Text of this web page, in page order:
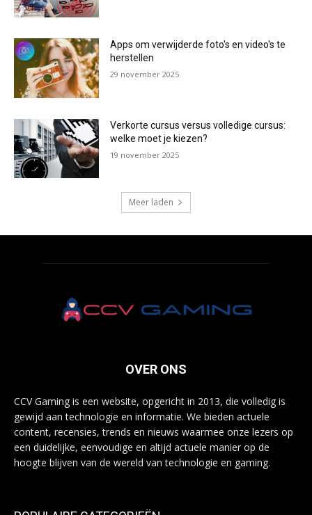
Apps om verwijderde foto's en video's te
herstellen
29 november 2025
Verkorte cursus versus volledige cursus:
welke moet je kiezen?
19 november 2025
Meer laden
OVER ONS
CCV Gaming is een website, opgericht in 2013, die volledig is
gewijd aan technologie en informatie. We bieden actuele
content, recensies, trends en nieuws waarmee onze lezers op
een duidelijke, eenvoudige en altijd actuele manier op de
hoogte blijven van de wereld van technologie en gaming.